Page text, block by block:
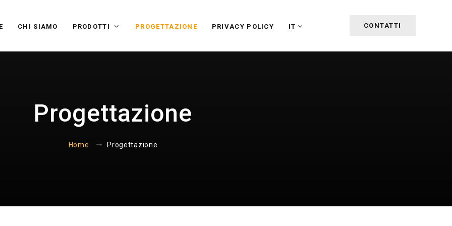
CONTATTI
CHI SIAMO PRODOTTI PROGETTAZIONE PRIVACY POLICY IT
Progettazione
Home Progettazione